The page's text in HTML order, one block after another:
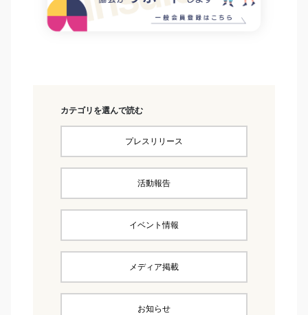
カテゴリを選んで読む
プレスリリース
活動報告
イベント情報
メディア掲載
お知らせ